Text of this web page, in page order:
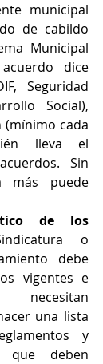
municipal
de cabildo
Municipal
dice
Seguridad
Social),
(mínimo cada
lleva el
Sin
más puede
de los
o
debe
vigentes e
necesitan
una lista
y
que deben